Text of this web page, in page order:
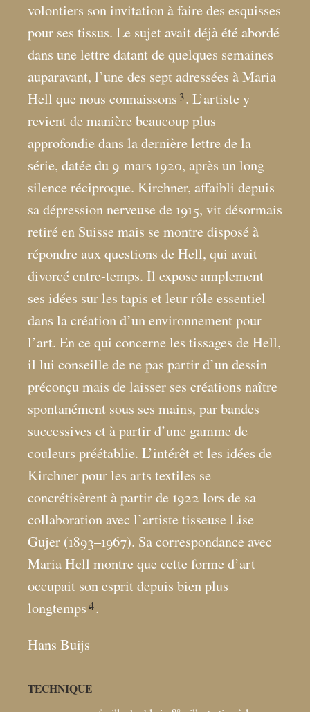
volontiers son invitation à faire des esquisses
pour ses tissus. Le sujet avait déjà été abordé
dans une lettre datant de quelques semaines
auparavant, l’une des sept adressées à Maria
Hell que nous connaissons 3 . L’artiste y
revient de manière beaucoup plus
approfondie dans la dernière lettre de la
série, datée du 9 mars 1920, après un long
silence réciproque. Kirchner, affaibli depuis
sa dépression nerveuse de 1915, vit désormais
retiré en Suisse mais se montre disposé à
répondre aux questions de Hell, qui avait
divorcé entre-temps. Il expose amplement
ses idées sur les tapis et leur rôle essentiel
dans la création d’un environnement pour
l’art. En ce qui concerne les tissages de Hell,
il lui conseille de ne pas partir d’un dessin
préconçu mais de laisser ses créations naître
spontanément sous ses mains, par bandes
successives et à partir d’une gamme de
couleurs préétablie. L’intérêt et les idées de
Kirchner pour les arts textiles se
concrétisèrent à partir de 1922 lors de sa
collaboration avec l’artiste tisseuse Lise
Gujer (1893–1967). Sa correspondance avec
Maria Hell montre que cette forme d’art
occupait son esprit depuis bien plus
longtemps 4 .
Hans Buijs
TECHNIQUE